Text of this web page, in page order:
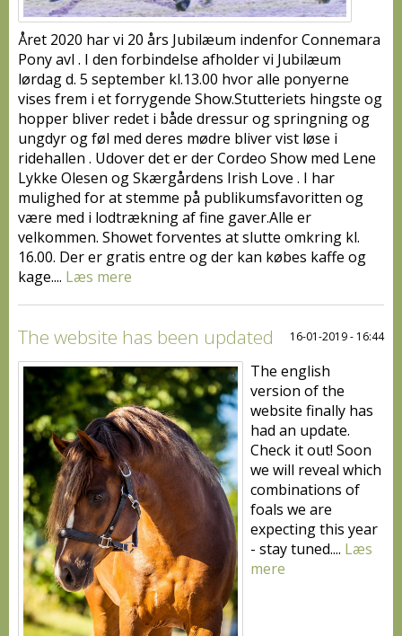
Året 2020 har vi 20 års Jubilæum indenfor Connemara
Pony avl . I den forbindelse afholder vi Jubilæum
lørdag d. 5 september kl.13.00 hvor alle ponyerne
vises frem i et forrygende Show.Stutteriets hingste og
hopper bliver redet i både dressur og springning og
ungdyr og føl med deres mødre bliver vist løse i
ridehallen . Udover det er der Cordeo Show med Lene
Lykke Olesen og Skærgårdens Irish Love . I har
mulighed for at stemme på publikumsfavoritten og
være med i lodtrækning af fine gaver.Alle er
velkommen. Showet forventes at slutte omkring kl.
16.00. Der er gratis entre og der kan købes kaffe og
kage.... Læs mere
The website has been updated 16-01-2019 - 16:44
The english
version of the
website finally has
had an update.
Check it out! Soon
we will reveal which
combinations of
foals we are
expecting this year
- stay tuned.... Læs
mere